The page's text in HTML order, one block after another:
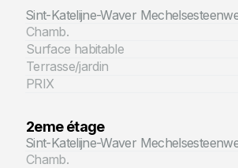
Sint-Katelijne-Waver
Chamb.
Surface habitable
Terrasse/jardin
PRIX
2eme étage
Sint-Katelijne-Waver
Chamb.